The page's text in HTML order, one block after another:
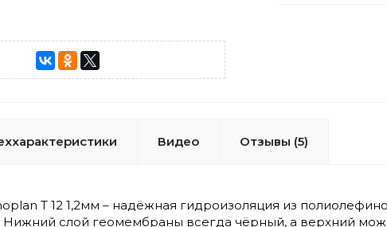
Видео Отзывы (5)
T 12 1,2мм – надёжная гидроизоляция из
Нижний слой геомембраны всегда чёрный, а верхний